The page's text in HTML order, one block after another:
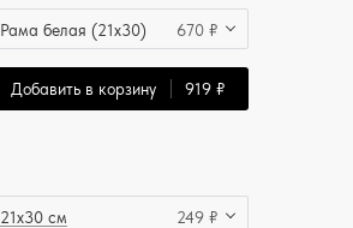
Рама белая (21x30) 670 ₽
Добавить в корзину 919 ₽
21x30 см 249 ₽